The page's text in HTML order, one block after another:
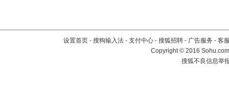
设置首页 - 搜狗输入法 - 支付中心 - 搜狐招聘 - 广告服务 - 客
Copyright©2016
搜狐不良信息举